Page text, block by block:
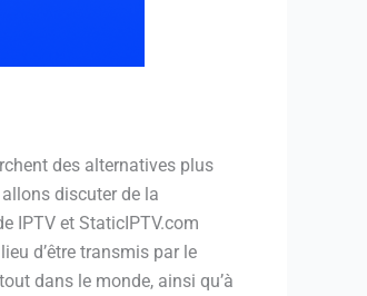
des alternatives plus
discuter de la
IPTV et StaticIPTV.com
d’être transmis par le
dans le monde, ainsi qu’à